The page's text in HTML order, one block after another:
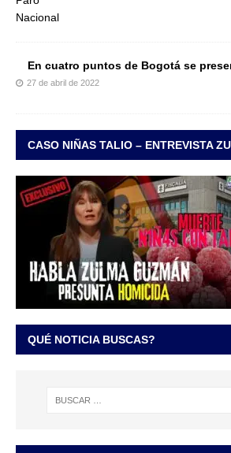
En cuatro puntos de Bogotá se
27 de abril de 2022
CASO NIÑAS TALIO – ENTREVISTA
QUÉ NOTICIA BUSCAS?